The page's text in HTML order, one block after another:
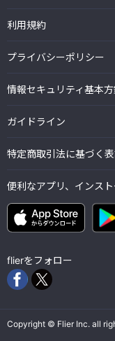
利用規約
プライバシーポリシー
情報セキュリティ基本方
ガイドライン
特定商取引法に基づく
便利なアプリ、インス
flierをフォロー
Copyright © Flier Inc. all